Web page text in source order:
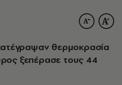
θερμοκρασία
ξεπέρασε τους 44